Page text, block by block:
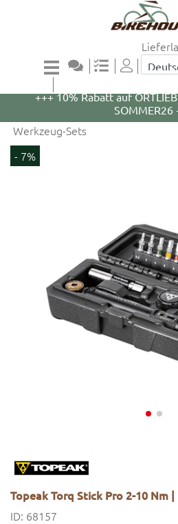
+++ 5% Rabatt auf WOOM
+++ 10% Rabatt auf
SOMMER26
Werkzeug-Sets
- 7%
Topeak Torq Stick Pro 2-10 Nm
ID: 68157